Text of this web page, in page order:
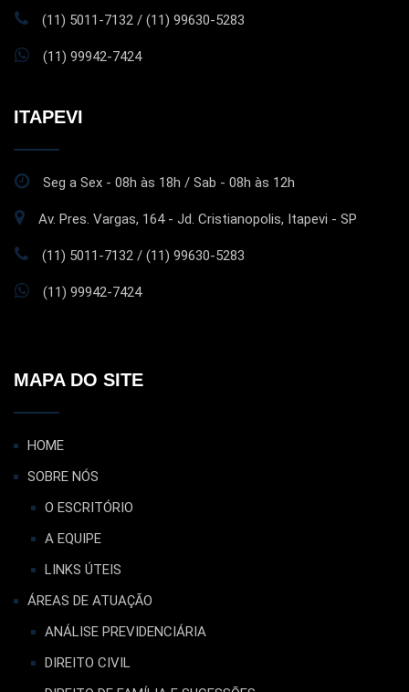
(11) 5011-7132 / (11) 99630-5283
(11) 99942-7424
ITAPEVI
Seg a Sex - 08h às 18h / Sab - 08h às 12h
Av. Pres. Vargas, 164 - Jd. Cristianopolis, Itapevi - SP
(11) 5011-7132 / (11) 99630-5283
(11) 99942-7424
MAPA DO SITE
HOME
SOBRE NÓS
O ESCRITÓRIO
A EQUIPE
LINKS ÚTEIS
ÁREAS DE ATUAÇÃO
ANÁLISE PREVIDENCIÁRIA
DIREITO CIVIL